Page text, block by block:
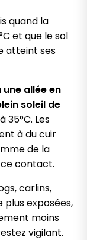
quand la
et que le sol
atteint ses
allée en
soleil de
35°C. Les
à du cuir
de la
contact.
carlins,
exposées,
moins
vigilant.